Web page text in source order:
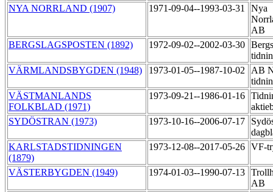
NYA NORRLAND (1907)
1971-09-04--1993-03-31
Nya
AB
BERGSLAGSPOSTEN (1892)
1972-09-02--2002-03-30
VÄRMLANDSBYGDEN (1948)
1973-01-05--1987-10-02
AB
VÄSTMANLANDS
FOLKBLAD (1971)
1973-09-21--1986-01-16
SYDÖSTRAN (1973)
1973-10-16--2006-07-17
KARLSTADSTIDNINGEN
(1879)
1973-12-08--2017-05-26 VF-
VÄSTERBYGDEN (1949) 1974-01-03--1990-07-13
AB